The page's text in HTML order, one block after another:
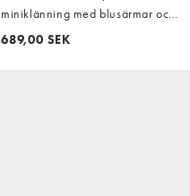
miniklänning med blusärmar och
fålldetalj i spets
689,00 SEK